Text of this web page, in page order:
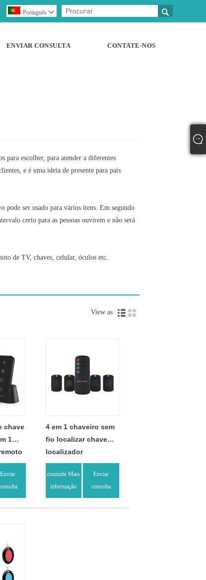

Português 
ENVIAR CONSULTA CONTATE-NOS
para escolher, para atender a diferentes
e é uma ideia de presente para pais
pode ser usado para vários itens. Em segundo
certo para as pessoas ouvirem e não será
de TV, chaves, celular, óculos etc.
View as
chave
1
Enviar
4 em 1 chaveiro sem
fio localizar chave
localizador
consulte Mais
informação
Enviar
consulta